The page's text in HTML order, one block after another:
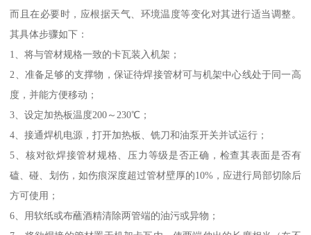
而且在必要时，应根据天气、环境温度等变化对其进行适当调整。
其具体步骤如下：
1、将与管材规格一致的卡瓦装入机架；
2、准备足够的支撑物，保证待焊接管材可与机架中心线处于同一高
度，并能方便移动；
3、设定加热板温度200～230℃；
4、接通焊机电源，打开加热板、铣刀和油泵开关并试运行；
5、核对欲焊接管材规格、压力等级是否正确，检查其表面是否有
磕、碰、划伤，如伤痕深度超过管材壁厚的10%，应进行局部切除后
方可使用；
6、用软纸或布蘸酒精清除两管端的油污或异物；